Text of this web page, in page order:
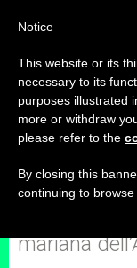
Benedetto
brillare su
mariana
Notice
This website or its
necessary to its
purposes illustrated
more or withdraw
please refer to the
By closing this
continuing to